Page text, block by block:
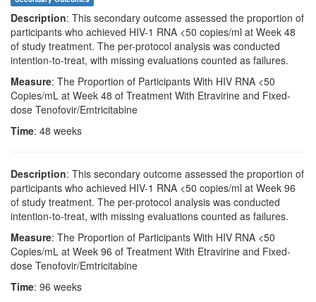
Description: This secondary outcome assessed the proportion of
participants who achieved HIV-1 RNA <50 copies/ml at Week 48
of study treatment. The per-protocol analysis was conducted
intention-to-treat, with missing evaluations counted as failures.
Measure: The Proportion of Participants With HIV RNA <50
Copies/mL at Week 48 of Treatment With Etravirine and Fixed-
dose Tenofovir/Emtricitabine
Time: 48 weeks
Description: This secondary outcome assessed the proportion of
participants who achieved HIV-1 RNA <50 copies/ml at Week 96
of study treatment. The per-protocol analysis was conducted
intention-to-treat, with missing evaluations counted as failures.
Measure: The Proportion of Participants With HIV RNA <50
Copies/mL at Week 96 of Treatment With Etravirine and Fixed-
dose Tenofovir/Emtricitabine
Time: 96 weeks